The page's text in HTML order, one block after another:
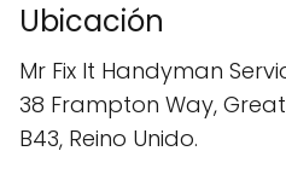
Ubicación
Mr Fix It Handyman
38 Frampton Way,
B43, Reino Unido.